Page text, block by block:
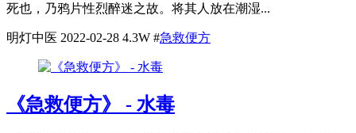
死也，乃鸦片性烈醉迷之故。将其人放在潮湿...
明灯中医 2022-02-28 4.3W #急救便方
《急救便方》 - 水毒